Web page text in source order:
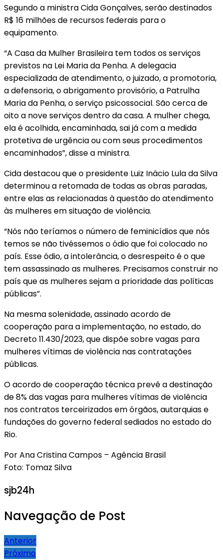
Segundo a ministra Cida Gonçalves, serão destinados
R$ 16 milhões de recursos federais para o
equipamento.
“A Casa da Mulher Brasileira tem todos os serviços
previstos na Lei Maria da Penha. A delegacia
especializada de atendimento, o juizado, a promotoria,
a defensoria, o abrigamento provisório, a Patrulha
Maria da Penha, o serviço psicossocial. São cerca de
oito a nove serviços dentro da casa. A mulher chega,
ela é acolhida, encaminhada, sai já com a medida
protetiva de urgência ou com seus procedimentos
encaminhados”, disse a ministra.
Cida destacou que o presidente Luiz Inácio Lula da Silva
determinou a retomada de todas as obras paradas,
entre elas as relacionadas à questão do atendimento
às mulheres em situação de violência.
“Nós não teríamos o número de feminicídios que nós
temos se não tivéssemos o ódio que foi colocado no
país. Esse ódio, a intolerância, o desrespeito é o que
tem assassinado as mulheres. Precisamos construir no
país que as mulheres sejam a prioridade das políticas
públicas”.
Na mesma solenidade, assinado acordo de
cooperação para a implementação, no estado, do
Decreto 11.430/2023, que dispõe sobre vagas para
mulheres vítimas de violência nas contratações
públicas.
O acordo de cooperação técnica prevê a destinação
de 8% das vagas para mulheres vítimas de violência
nos contratos terceirizados em órgãos, autarquias e
fundações do governo federal sediados no estado do
Rio.
Por Ana Cristina Campos – Agência Brasil
Foto: Tomaz Silva
sjb24h
Navegação de Post
Anterior
Próximo